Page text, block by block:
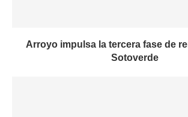
Arroyo impulsa la tercera fase de
Sotoverde